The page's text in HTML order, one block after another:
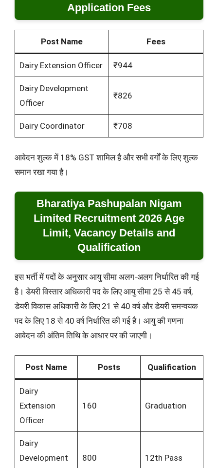
Application Fees
Post Name Fees
Dairy Extension Officer ₹944
Dairy Development
Officer
₹826
Dairy Coordinator ₹708
आवेदन शुल्क में 18% GST शामिल है और सभी वर्गों के लिए शुल्क
समान रखा गया है।
Bharatiya Pashupalan Nigam
Limited Recruitment 2026 Age
Limit, Vacancy Details and
Qualification
इस भर्ती में पदों के अनुसार आयु सीमा अलग-अलग निर्धारित की गई
है। डेयरी विस्तार अधिकारी पद के लिए आयु सीमा 25 से 45 वर्ष,
डेयरी विकास अधिकारी के लिए 21 से 40 वर्ष और डेयरी समन्वयक
पद के लिए 18 से 40 वर्ष निर्धारित की गई है। आयु की गणना
आवेदन की अंतिम तिथि के आधार पर की जाएगी।
Post Name Posts Qualification
Dairy
Extension
Officer
160 Graduation
Dairy
Development
800 12th Pass